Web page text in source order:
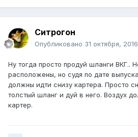
Ситрогон
Опубликовано 31 октября, 2016
Ну тогда просто продуй шланги ВКГ..
расположены, но судя по дате
должны идти снизу картера. Просто
толстый шланг и дуй в него. Воздух
картер.